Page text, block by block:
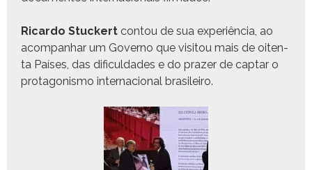
Ricar­do Stuck­ert con­tou de sua exper­iên­cia, ao
acom­pan­har um Gov­er­no que vis­i­tou mais de oiten­
ta País­es, das difi­cul­dades e do praz­er de cap­tar o
pro­tag­o­nis­mo inter­na­cional brasileiro.